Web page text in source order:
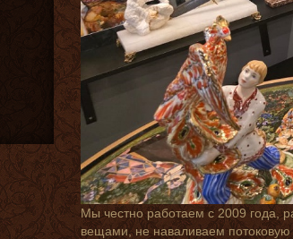
Мы честно работаем с 2009 года,
вещами, не наваливаем потоковую